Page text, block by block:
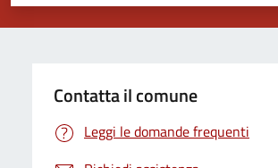
Contatta il comune
Leggi le domande frequenti